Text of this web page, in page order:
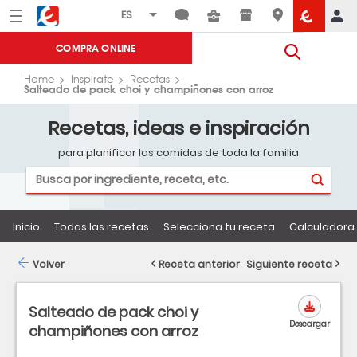
Menú Eroski
COMPRA ONLINE
Home Inspirate Recetas
Salteado de pack choi y champiñones con arroz
Recetas, ideas e inspiración
para planificar las comidas de toda la familia
Inicio Todas las recetas Selecciona tu receta
Salteado de pack choi y
champiñones con arroz
Descargar
Volver Receta anterior Siguiente receta